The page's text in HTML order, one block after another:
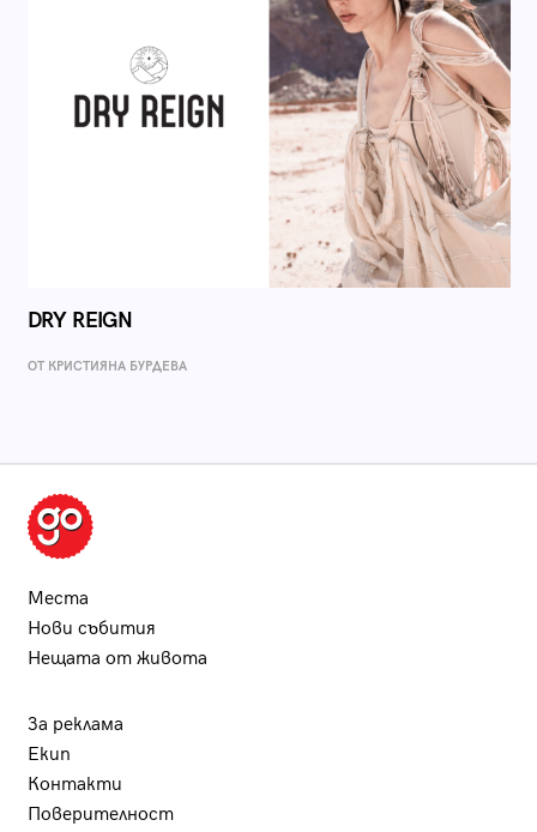
DRY REIGN
ОТ КРИСТИЯНА БУРДЕВА
Места
Нови събития
Нещата от живота
За реклама
Екип
Контакти
Поверителност